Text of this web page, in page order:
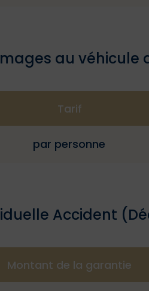
au véhicule
Tarif
par personne
Accident
Montant de la garantie